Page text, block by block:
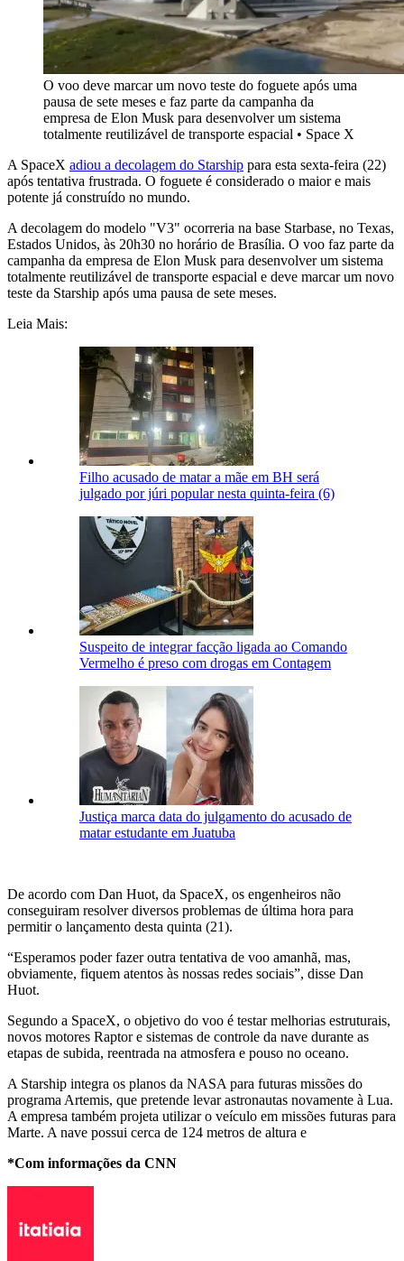
O voo deve marcar um novo teste do foguete após uma
pausa de sete meses e faz parte da campanha da
empresa de Elon Musk para desenvolver um sistema
totalmente reutilizável de transporte espacial • Space X
A SpaceX adiou a decolagem do Starship para esta sexta-feira (22)
após tentativa frustrada. O foguete é considerado o maior e mais
potente já construído no mundo.
A decolagem do modelo "V3" ocorreria na base Starbase, no Texas,
Estados Unidos, às 20h30 no horário de Brasília. O voo faz parte da
campanha da empresa de Elon Musk para desenvolver um sistema
totalmente reutilizável de transporte espacial e deve marcar um novo
teste da Starship após uma pausa de sete meses.
Leia Mais:
Filho acusado de matar a mãe em BH será
julgado por júri popular nesta quinta-feira (6)
Suspeito de integrar facção ligada ao Comando
Vermelho é preso com drogas em Contagem
Justiça marca data do julgamento do acusado de
matar estudante em Juatuba
De acordo com Dan Huot, da SpaceX, os engenheiros não
conseguiram resolver diversos problemas de última hora para
permitir o lançamento desta quinta (21).
“Esperamos poder fazer outra tentativa de voo amanhã, mas,
obviamente, fiquem atentos às nossas redes sociais”, disse Dan
Huot.
Segundo a SpaceX, o objetivo do voo é testar melhorias estruturais,
novos motores Raptor e sistemas de controle da nave durante as
etapas de subida, reentrada na atmosfera e pouso no oceano.
A Starship integra os planos da NASA para futuras missões do
programa Artemis, que pretende levar astronautas novamente à Lua.
A empresa também projeta utilizar o veículo em missões futuras para
Marte. A nave possui cerca de 124 metros de altura e
*Com informações da CNN